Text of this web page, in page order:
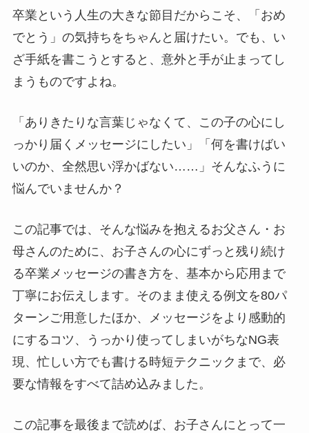
卒業という人生の大きな節目だからこそ、「おめ
でとう」の気持ちをちゃんと届けたい。でも、い
ざ手紙を書こうとすると、意外と手が止まってし
まうものですよね。
「ありきたりな言葉じゃなくて、この子の心にし
っかり届くメッセージにしたい」「何を書けばい
いのか、全然思い浮かばない……」そんなふうに
悩んでいませんか？
この記事では、そんな悩みを抱えるお父さん・お
母さんのために、お子さんの心にずっと残り続け
る卒業メッセージの書き方を、基本から応用まで
丁寧にお伝えします。そのまま使える例文を80パ
ターンご用意したほか、メッセージをより感動的
にするコツ、うっかり使ってしまいがちなNG表
現、忙しい方でも書ける時短テクニックまで、必
要な情報をすべて詰め込みました。
この記事を最後まで読めば、お子さんにとって一